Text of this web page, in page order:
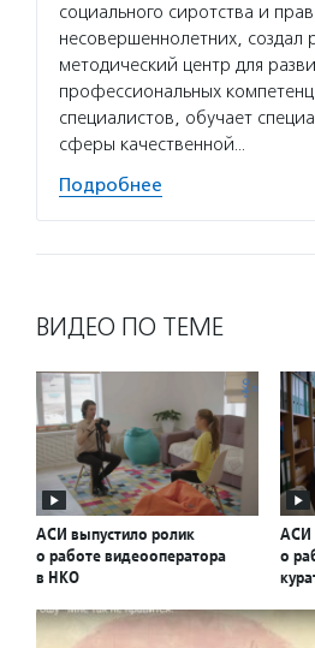
социального сиротства и
несовершеннолетних, создал
методический центр для
профессиональных
специалистов, обучает
сферы качественной…
Подробнее
ВИДЕО ПО ТЕМЕ
АСИ выпустило ролик
о работе видеооператора
в НКО
АСИ
о